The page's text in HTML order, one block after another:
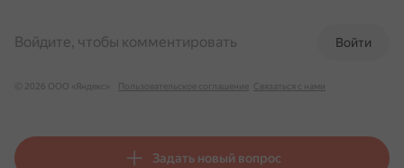
Войти
Войдите, чтобы комментировать
© 2026 ООО «Яндекс» Пользовательское соглашение Связаться с нами
Задать новый вопрос